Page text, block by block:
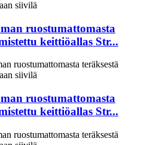
ruostumattomasta
keittiöallas Str...
ruostumattomasta
keittiöallas Str...